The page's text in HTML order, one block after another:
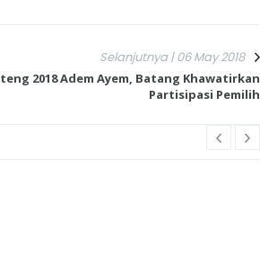
Selanjutnya | 06 May 2018
2018 Adem Ayem, Batang Khawatirkan
Partisipasi Pemilih